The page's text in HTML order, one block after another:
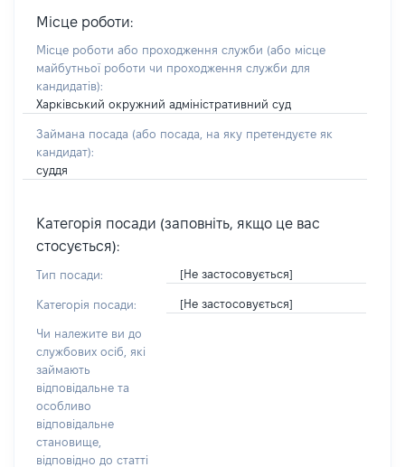
Місце роботи:
Місце роботи або проходження служби (або місце
майбутньої роботи чи проходження служби для
кандидатів):
Харківський окружний адміністративний суд
Займана посада (або посада, на яку претендуєте як
кандидат):
суддя
Категорія посади (заповніть, якщо це вас
стосується):
Тип посади: [Не застосовується]
Категорія посади: [Не застосовується]
Чи належите ви до
службових осіб, які
займають
відповідальне та
особливо
відповідальне
становище,
відповідно до статті